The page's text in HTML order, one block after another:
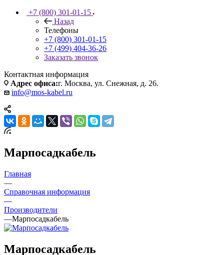
+7 (800) 301-01-15
Назад
Телефоны
+7 (800) 301-01-15
+7 (499) 404-36-26
Заказать звонок
Контактная информация
Адрес офиса:г. Москва, ул. Снежная, д. 26.
info@mos-kabel.ru
Марпосадкабель
Главная
—
Справочная информация
—
Производители
—Марпосадкабель
Марпосадкабель